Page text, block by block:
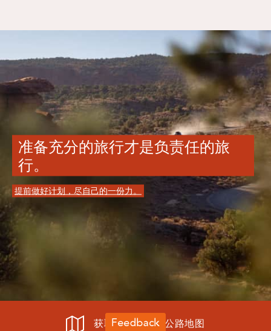
准备充分的旅行才是负责任的旅
行。
提前做好计划，尽自己的一份力。
获取旅行指南和公路地图